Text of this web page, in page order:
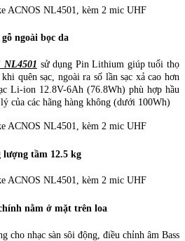
ngoài bọc da
NL4501 sử dụng Pin Lithium giúp tuổi thọ
quên sạc, ngoài ra số lần sạc xả cao hơn
Li-ion 12.8V-6Ah (76.8Wh) phù hợp hầu
của các hãng hàng không (dưới 100Wh)
lượng tầm 12.5 kg
nằm ở mặt trên loa
cho nhạc sàn sôi động, điều chỉnh âm Bass